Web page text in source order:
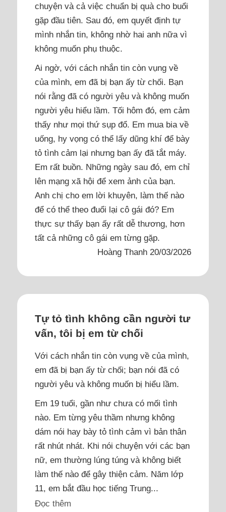
chuyện và cả việc chuẩn bị quà cho buổi
gặp đầu tiên. Sau đó, em quyết định tự
mình nhắn tin, không nhờ hai anh nữa vì
không muốn phụ thuộc.
Ai ngờ, với cách nhắn tin còn vụng về
của mình, em đã bị bạn ấy từ chối. Bạn
nói rằng đã có người yêu và không muốn
người yêu hiểu lầm. Tối hôm đó, em cảm
thấy như mọi thứ sụp đổ. Em mua bia về
uống, hy vọng có thể lấy dũng khí để bày
tỏ tình cảm lại nhưng bạn ấy đã tắt máy.
Em rất buồn. Những ngày sau đó, em chỉ
lên mạng xã hội để xem ảnh của bạn.
Anh chị cho em lời khuyên, làm thế nào
để có thể theo đuổi lại cô gái đó? Em
thực sự thấy bạn ấy rất dễ thương, hơn
tất cả những cô gái em từng gặp.
Hoàng Thanh 20/03/2026
Tự tỏ tình không cần người tư
vấn, tôi bị em từ chối
Với cách nhắn tin còn vụng về của mình,
em đã bị bạn ấy từ chối; bạn nói đã có
người yêu và không muốn bị hiểu lầm.
Em 19 tuổi, gần như chưa có mối tình
nào. Em từng yêu thầm nhưng không
dám nói hay bày tỏ tình cảm vì bản thân
rất nhút nhát. Khi nói chuyện với các bạn
nữ, em thường lúng túng và không biết
làm thế nào để gây thiện cảm. Năm lớp
11, em bắt đầu học tiếng Trung...
Đọc thêm